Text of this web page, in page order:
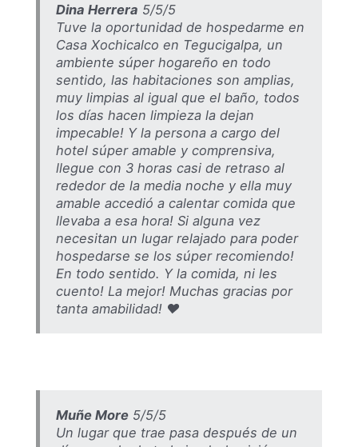
Dina Herrera 5/5/5
Tuve la oportunidad de hospedarme en
Casa Xochicalco en Tegucigalpa, un
ambiente súper hogareño en todo
sentido, las habitaciones son amplias,
muy limpias al igual que el baño, todos
los días hacen limpieza la dejan
impecable! Y la persona a cargo del
hotel súper amable y comprensiva,
llegue con 3 horas casi de retraso al
rededor de la media noche y ella muy
amable accedió a calentar comida que
llevaba a esa hora! Si alguna vez
necesitan un lugar relajado para poder
hospedarse se los súper recomiendo!
En todo sentido. Y la comida, ni les
cuento! La mejor! Muchas gracias por
tanta amabilidad! ♥️
Muñe More5/5/5
Un lugar que trae pasa después de un